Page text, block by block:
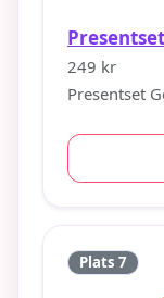
249 kr
Presentset
Plats 7